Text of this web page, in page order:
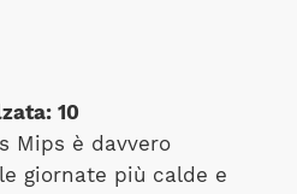
10
Mips è davvero
giornate più calde e